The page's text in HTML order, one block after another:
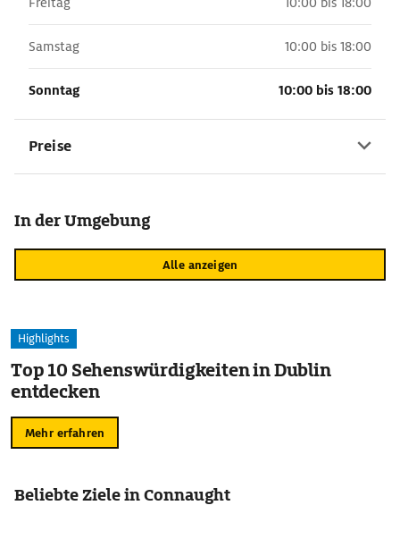
Samstag 10:00 bis 18:00
Sonntag 10:00 bis 18:00
Preise
In der Umgebung
Alle anzeigen
Highlights
Top 10 Sehenswürdigkeiten in Dublin
entdecken
Mehr erfahren
Beliebte Ziele in Connaught